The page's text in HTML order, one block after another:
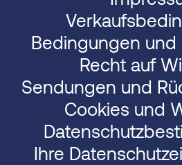
Bedingungen
Recht auf
Sendungen und
Cookies und
Ihre